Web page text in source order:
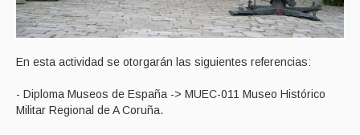
En esta actividad se otorgarán las siguientes referencias:
- Diploma Museos de España -> MUEC-011 Museo Histórico
Militar Regional de A Coruña.